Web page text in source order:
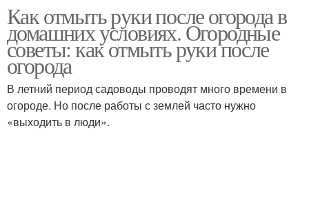
Как отмыть руки после огорода в
домашних условиях. Огородные
советы: как отмыть руки после
огорода
В летний период садоводы проводят много времени в
огороде. Но после работы с землей часто нужно
«выходить в люди».